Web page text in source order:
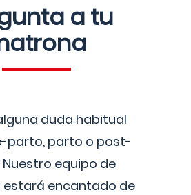
a tu
duda habitual
parto, parto o post-
equipo de
encantado de